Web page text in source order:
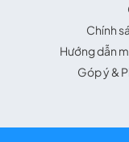
Chính
Hướng dẫn
Góp ý &